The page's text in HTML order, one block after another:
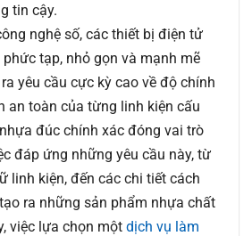
tin cậy.
nghệ số, các thiết bị điện tử
tạp, nhỏ gọn và mạnh mẽ
yêu cầu cực kỳ cao về độ chính
an toàn của từng linh kiện cấu
đúc chính xác đóng vai trò
đáp ứng những yêu cầu này, từ
linh kiện, đến các chi tiết cách
ra những sản phẩm nhựa chất
việc lựa chọn một dịch vụ làm